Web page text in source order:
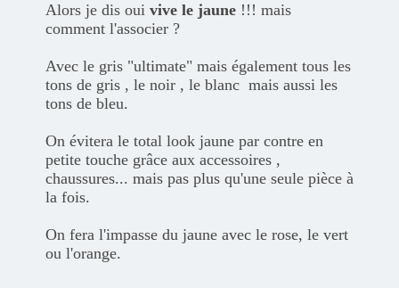
Alors je dis oui vive le jaune!!! mais
comment l'associer ?
Avec le gris "ultimate" mais également tous les
tons de gris , le noir , le blanc mais aussi les
tons de bleu.
On évitera le total look jaune par contre en
petite touche grâce aux accessoires ,
chaussures... mais pas plus qu'une seule pièce à
la fois.
On fera l'impasse du jaune avec le rose, le vert
ou l'orange.